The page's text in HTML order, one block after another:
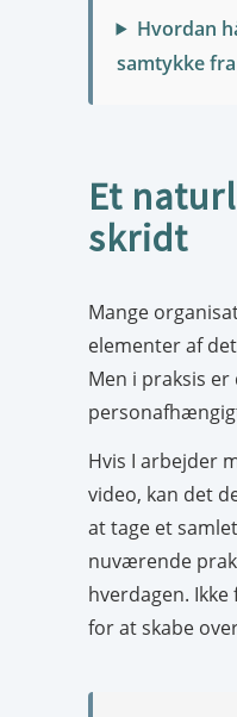
Hvordan
samtykke
Et
skridt
Mange
elementer af
Men i praksis
Hvis I arbejder
video, kan det
at tage et
nuværende
hverdagen.
for at skabe